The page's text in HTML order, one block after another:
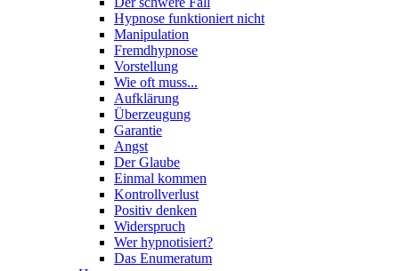
Hypnose funktioniert nicht
Manipulation
Fremdhypnose
Vorstellung
Wie oft muss...
Aufklärung
Überzeugung
Garantie
Angst
Der Glaube
Einmal kommen
Kontrollverlust
Positiv denken
Widerspruch
Wer hypnotisiert?
Das Enumeratum